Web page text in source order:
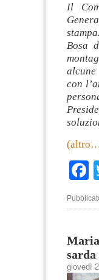
Il
Bosa
con
sarda
giovedì